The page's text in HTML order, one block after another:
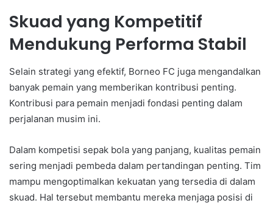
Skuad yang Kompetitif
Mendukung Performa Stabil
Selain strategi yang efektif, Borneo FC juga mengandalkan
banyak pemain yang memberikan kontribusi penting.
Kontribusi para pemain menjadi fondasi penting dalam
perjalanan musim ini.
Dalam kompetisi sepak bola yang panjang, kualitas pemain
sering menjadi pembeda dalam pertandingan penting. Tim
mampu mengoptimalkan kekuatan yang tersedia di dalam
skuad. Hal tersebut membantu mereka menjaga posisi di